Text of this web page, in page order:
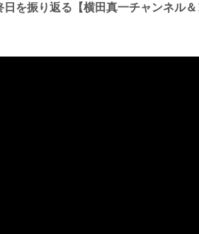
日を振り返る【横田真一チャンネル＆